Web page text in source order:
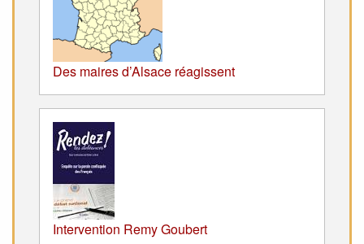
Des maires d’Alsace réagissent
Intervention Remy Goubert